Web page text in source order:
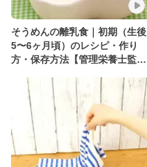
そうめんの離乳食｜初期（生後
5〜6ヶ月頃）のレシピ・作り
方・保存方法【管理栄養士監